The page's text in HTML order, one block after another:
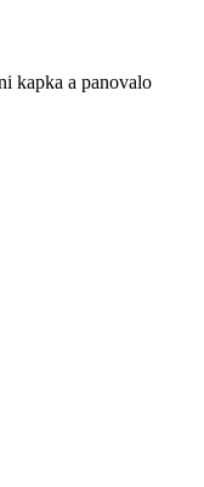
kapka a panovalo